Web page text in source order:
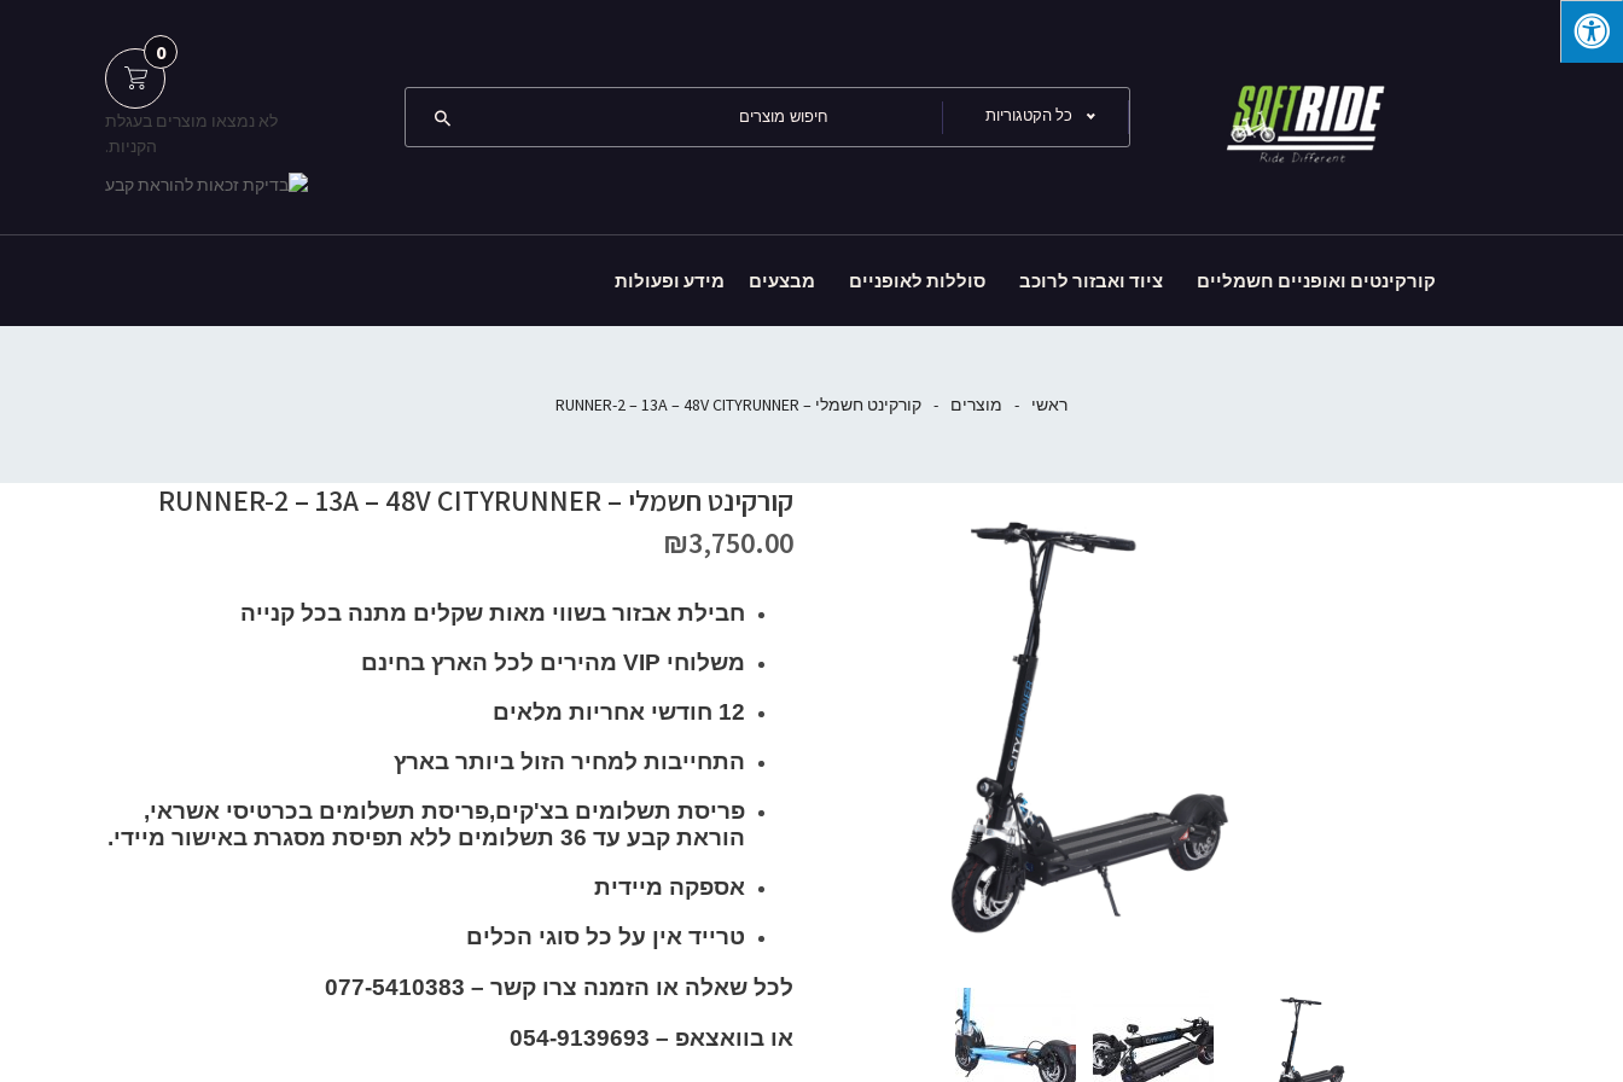
כל הקטגוריות
0
לא נמצאו מוצרים בעגלת
הקניות.
קורקינטים ואופניים חשמליים ציוד ואבזור לרוכב סוללות לאופניים מבצעים מידע ופעולות
ראשי - מוצרים - קורקינט חשמלי – RUNNER-2 – 13A – 48V CITYRUNNER
קורקינט חשמלי – RUNNER-2 – 13A – 48V CITYRUNNER
₪3,750.00
חבילת אבזור בשווי מאות שקלים מתנה בכל קנייה
משלוחי VIP מהירים לכל הארץ בחינם
12 חודשי אחריות מלאים
התחייבות למחיר הזול ביותר בארץ
פריסת תשלומים בצ'קים,פריסת תשלומים בכרטיסי אשראי,
הוראת קבע עד 36 תשלומים ללא תפיסת מסגרת באישור מיידי.
אספקה מיידית
טרייד אין על כל סוגי הכלים
לכל שאלה או הזמנה צרו קשר – 077-5410383
או בוואצאפ – 054-9139693